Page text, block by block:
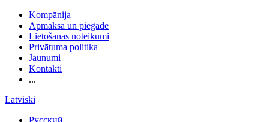
Kompānija
Apmaksa un piegāde
Lietošanas noteikumi
Privātuma politika
Jaunumi
Kontakti
...
Latviski
Русский